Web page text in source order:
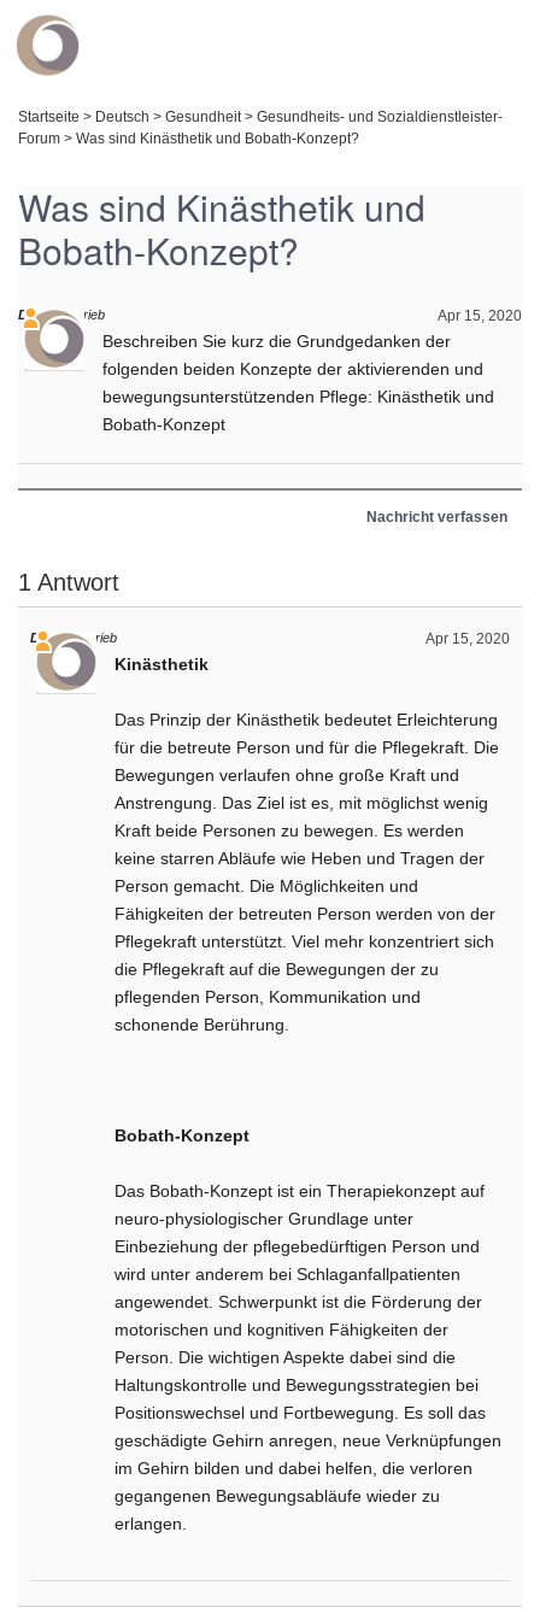
Startseite > Deutsch > Gesundheit > Gesundheits- und Sozialdienstleister-
Forum > Was sind Kinästhetik und Bobath-Konzept?
Was sind Kinästhetik und
Bobath-Konzept?
Apr 15, 2020
Daniel schrieb
Beschreiben Sie kurz die Grundgedanken der
folgenden beiden Konzepte der aktivierenden und
bewegungsunterstützenden Pflege: Kinästhetik und
Bobath-Konzept
Nachricht verfassen
1 Antwort
Apr 15, 2020
Daniel schrieb
Kinästhetik
Das Prinzip der Kinästhetik bedeutet Erleichterung
für die betreute Person und für die Pflegekraft. Die
Bewegungen verlaufen ohne große Kraft und
Anstrengung. Das Ziel ist es, mit möglichst wenig
Kraft beide Personen zu bewegen. Es werden
keine starren Abläufe wie Heben und Tragen der
Person gemacht. Die Möglichkeiten und
Fähigkeiten der betreuten Person werden von der
Pflegekraft unterstützt. Viel mehr konzentriert sich
die Pflegekraft auf die Bewegungen der zu
pflegenden Person, Kommunikation und
schonende Berührung.
Bobath-Konzept
Das Bobath-Konzept ist ein Therapiekonzept auf
neuro-physiologischer Grundlage unter
Einbeziehung der pflegebedürftigen Person und
wird unter anderem bei Schlaganfallpatienten
angewendet. Schwerpunkt ist die Förderung der
motorischen und kognitiven Fähigkeiten der
Person. Die wichtigen Aspekte dabei sind die
Haltungskontrolle und Bewegungsstrategien bei
Positionswechsel und Fortbewegung. Es soll das
geschädigte Gehirn anregen, neue Verknüpfungen
im Gehirn bilden und dabei helfen, die verloren
gegangenen Bewegungsabläufe wieder zu
erlangen.